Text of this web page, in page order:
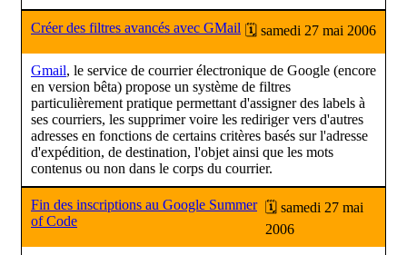
Créer des filtres avancés avec GMail 🗓 samedi 27 mai 2006
Gmail, le service de courrier électronique de Google (encore
en version bêta) propose un système de filtres
particulièrement pratique permettant d'assigner des labels à
ses courriers, les supprimer voire les rediriger vers d'autres
adresses en fonctions de certains critères basés sur l'adresse
d'expédition, de destination, l'objet ainsi que les mots
contenus ou non dans le corps du courrier.
Fin des inscriptions au Google Summer
of Code
🗓 samedi 27 mai
2006